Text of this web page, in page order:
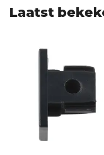
Laatst